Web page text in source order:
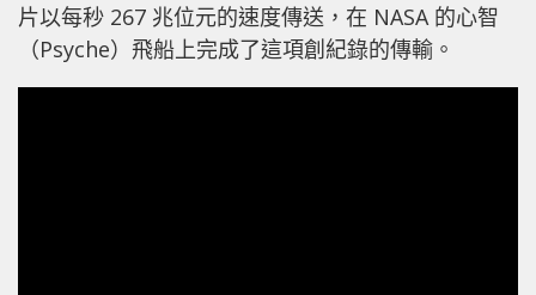
片以每秒 267 兆位元的速度傳送，在 NASA 的心智
（Psyche）飛船上完成了這項創紀錄的傳輸。